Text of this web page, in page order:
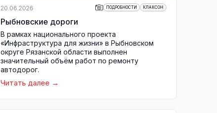
20.06.2026 ПОДРОБНОСТИ КЛАКСОН
Рыбновские дороги
В рамках национального проекта
«Инфраструктура для жизни» в Рыбновском
округе Рязанской области выполнен
значительный объём работ по ремонту
автодорог.
Читать далее